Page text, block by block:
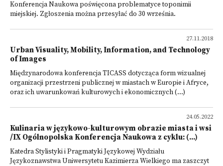
Konferencja Naukowa poświęcona problematyce toponimii
miejskiej. Zgłoszenia można przesyłać do 30 września.
27.11.2018
Urban Visuality, Mobility, Information, and Technology
of Images
Międzynarodowa konferencja TICASS dotycząca form wizualnej
organizacji przestrzeni publicznej w miastach w Europie i Afryce,
oraz ich uwarunkowań kulturowych i ekonomicznych (...)
24.05.2022
Kulinaria w językowo-kulturowym obrazie miasta i wsi
/IX Ogólnopolska Konferencja Naukowa z cyklu: (...)
Katedra Stylistyki i Pragmatyki Językowej Wydziału
Językoznawstwa Uniwersytetu Kazimierza Wielkiego ma zaszczyt